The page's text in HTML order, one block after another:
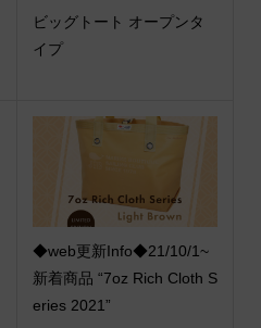
ビッグトート オープンタ
イプ
◆web更新Info◆21/10/1~
新着商品 “7oz Rich Cloth S
eries 2021”